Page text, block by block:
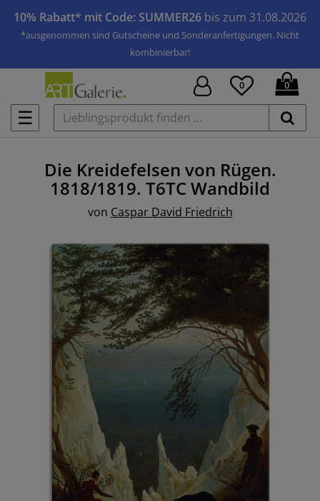
10% Rabatt* mit Code: SUMMER26 bis zum 31.08.2026
*ausgenommen sind Gutscheine und Sonderanfertigungen. Nicht
kombinierbar!
☰
0 0
Die Kreidefelsen von Rügen.
1818/1819. T6TCWandbild
von Caspar David Friedrich